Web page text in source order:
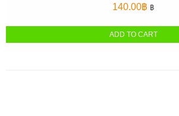
140.00฿ ฿
ADD TO CART